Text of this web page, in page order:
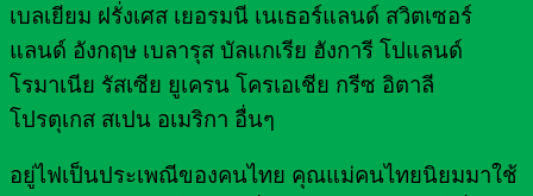
เบลเยียม ฝรั่งเศส เยอรมนี เนเธอร์แลนด์ สวิตเซอร์
แลนด์ อังกฤษ เบลารุส บัลแกเรีย ฮังการี โปแลนด์
โรมาเนีย รัสเซีย ยูเครน โครเอเชีย กรีซ อิตาลี
โปรตุเกส สเปน อเมริกา อื่นๆ
อยู่ไฟเป็นประเพณีของคนไทย คุณแม่คนไทยนิยมมาใช้